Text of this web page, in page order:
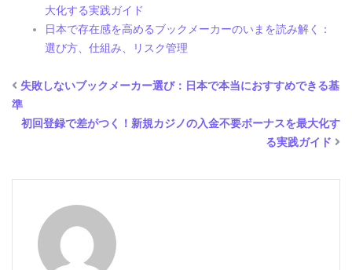
大化する実践ガイド
日本で存在感を高めるブックメーカーのいまを読み解く：
選び方、仕組み、リスク管理
失敗しないブックメーカー選び：日本で本当におすすめできる基
準
初回登録で差がつく！新規カジノの入金不要ボーナスを最大化す
る実践ガイド